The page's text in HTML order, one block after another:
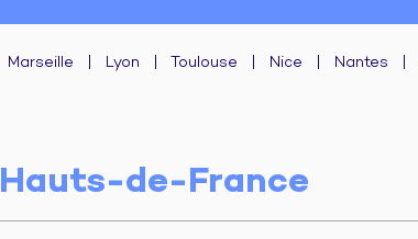
Marseille Lyon Toulouse Nice Nantes
Hauts-de-France